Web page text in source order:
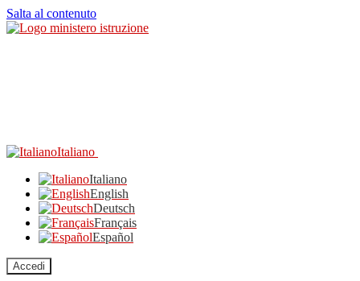
Salta al contenuto
Italiano
Italiano
English
Deutsch
Français
Español
Accedi